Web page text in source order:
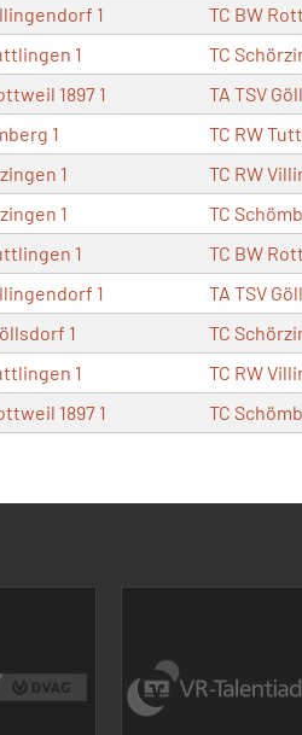
1 TC BW
1 TC
1897 1 TA TSV
1 TC RW
1 TC RW
1 TC
1 TC BW
1 TA TSV
1 TC
1 TC RW
1897 1 TC